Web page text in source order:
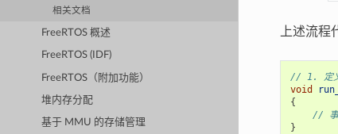
相关文档
FreeRTOS 概述
FreeRTOS (IDF)
FreeRTOS（附加功能）
堆内存分配
基于 MMU 的存储管理
上述流程
// 1. 定义
void
{
// 事
}